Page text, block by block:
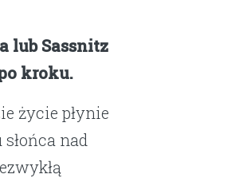
lub Sassnitz
kroku.
życie płynie
nad